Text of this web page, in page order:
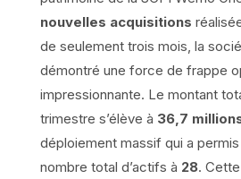
nouvelles acquisitions
de seulement trois mois, la
démontré une force de frappe
impressionnante. Le montant
trimestre s’élève à 36,7
déploiement massif qui a
nombre total d’actifs à 28.